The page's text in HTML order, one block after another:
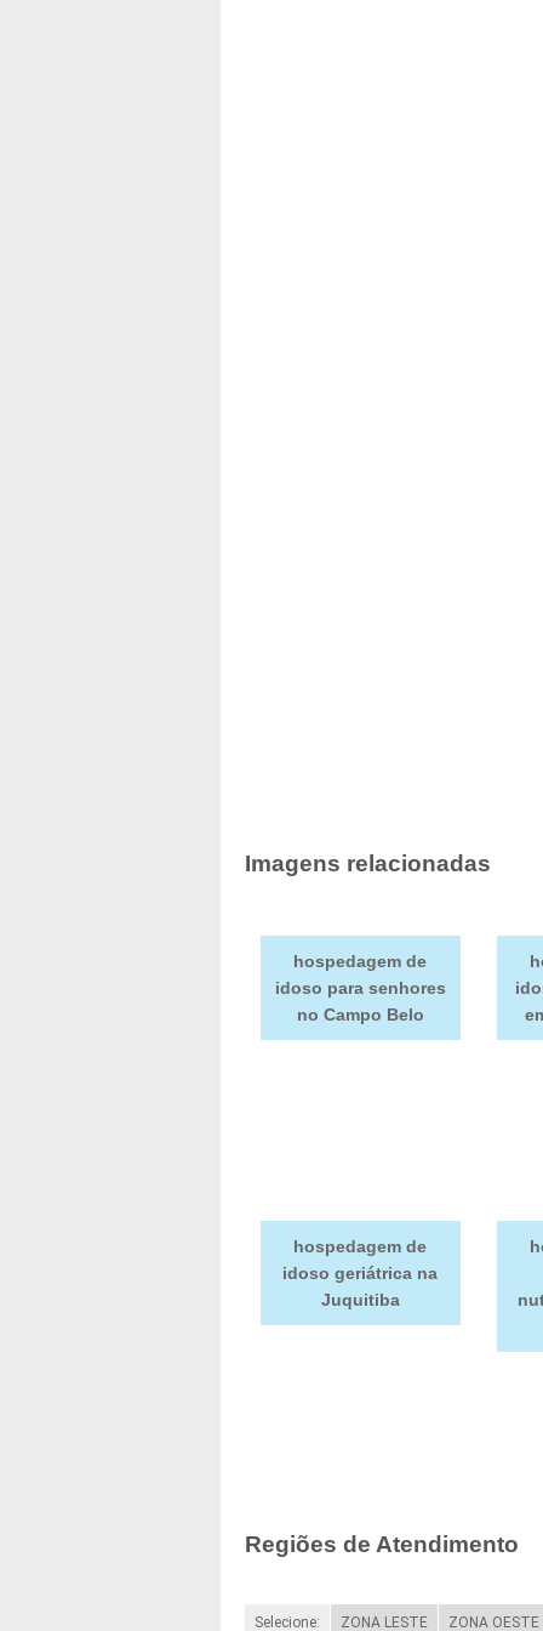
Imagens relacionadas
hospedagem de
idoso para senhores
no Campo Belo
hospedagem de
idoso geriátrica na
Juquitiba
Regiões de Atendimento
Selecione: ZONA LESTE ZONA OESTE